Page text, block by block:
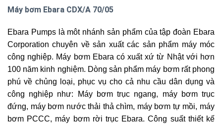
Máy bơm Ebara CDX/A 70/05
Ebara Pumps là môt nhánh sản phẩm của tập đoàn Ebara
Corporation chuyên về sản xuất các sản phẩm máy móc
công nghiệp. Máy bơm Ebara có xuất xứ từ Nhật với hơn
100 năm kinh nghiệm. Dòng sản phẩm máy bơm rất phong
phú về chủng loại, phục vụ cho cả nhu cầu dân dụng và
công nghiệp như: Máy bơm trục ngang, máy bơm trục
đứng, máy bơm nước thải thả chìm, máy bơm tự mồi, máy
bơm PCCC, máy bơm rời trục Ebara. Công suất thiết kế